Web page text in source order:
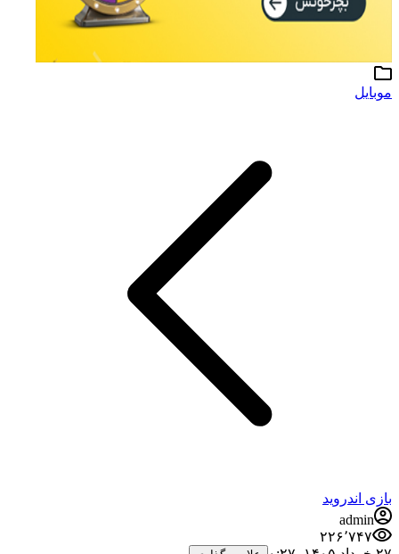
موبایل
بازی اندروید
admin
۲۲۶٬۷۴۷